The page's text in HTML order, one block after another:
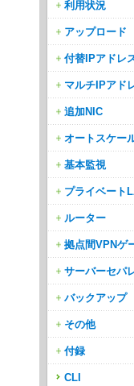
利用状況
アップロード
付替IPアドレ
マルチIPアド
追加NIC
オートスケー
基本監視
プライベート
ルーター
拠点間VPNゲ
サーバーセパ
バックアップ
その他
付録
CLI